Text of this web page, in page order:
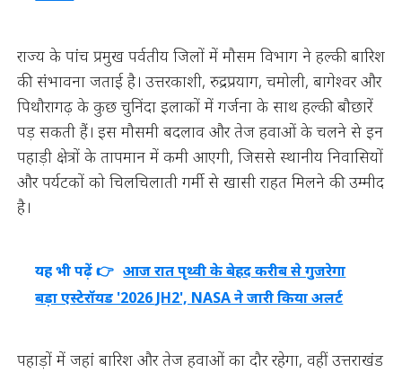
राज्य के पांच प्रमुख पर्वतीय जिलों में मौसम विभाग ने हल्की बारिश
की संभावना जताई है। उत्तरकाशी, रुद्रप्रयाग, चमोली, बागेश्वर और
पिथौरागढ़ के कुछ चुनिंदा इलाकों में गर्जना के साथ हल्की बौछारें
पड़ सकती हैं। इस मौसमी बदलाव और तेज हवाओं के चलने से इन
पहाड़ी क्षेत्रों के तापमान में कमी आएगी, जिससे स्थानीय निवासियों
और पर्यटकों को चिलचिलाती गर्मी से खासी राहत मिलने की उम्मीद
है।
यह भी पढ़ें 👉 आज रात पृथ्वी के बेहद करीब से गुजरेगा
बड़ा एस्टेरॉयड '2026 JH2', NASA ने जारी किया अलर्ट
पहाड़ों में जहां बारिश और तेज हवाओं का दौर रहेगा, वहीं उत्तराखंड